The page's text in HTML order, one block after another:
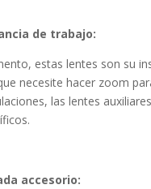
de trabajo:
estas lentes son su
necesite hacer zoom
las lentes
accesorio: